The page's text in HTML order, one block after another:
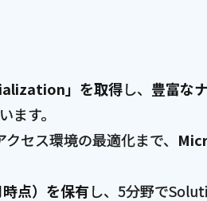
」を取得し、 豊富な
ます。
セス環境の最適化まで、
点）を保有し、5分野で